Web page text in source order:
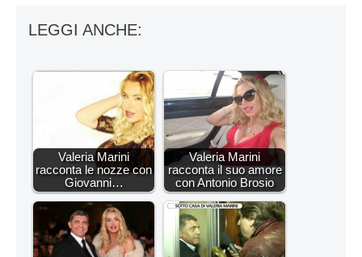
LEGGI ANCHE:
Valeria Marini
racconta le nozze con
Giovanni…
Valeria Marini
racconta il suo amore
con Antonio Brosio